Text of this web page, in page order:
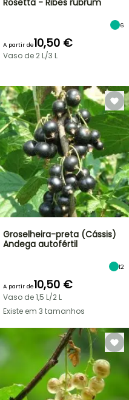
Rosetta - Ribes rubrum
6
A partir de10,50 €
Vaso de 2 L/3 L
Groselheira-preta (Cássis)
Andega autofértil
12
A partir de10,50 €
Vaso de 1,5 L/2 L
Existe em 3 tamanhos